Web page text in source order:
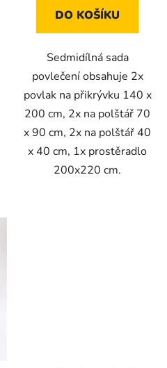
DO KOŠÍKU
Sedmidílná sada
povlečení obsahuje 2x
povlak na přikrývku 140 x
200 cm, 2x na polštář 70
x 90 cm, 2x na polštář 40
x 40 cm, 1x prostěradlo
200x220 cm.